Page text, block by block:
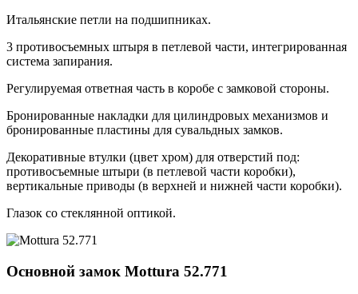
Итальянские петли на подшипниках.
3 противосъемных штыря в петлевой части, интегрированная
система запирания.
Регулируемая ответная часть в коробе с замковой стороны.
Бронированные накладки для цилиндровых механизмов и
бронированные пластины для сувальдных замков.
Декоративные втулки (цвет хром) для отверстий под:
противосъемные штыри (в петлевой части коробки),
вертикальные приводы (в верхней и нижней части коробки).
Глазок со стеклянной оптикой.
Основной замок Mottura 52.771